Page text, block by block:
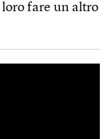
loro fare un altro